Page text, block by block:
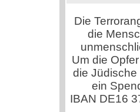
Die
die
Um die
die
ein
IBAN DE16